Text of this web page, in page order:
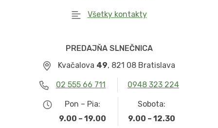
Všetky kontakty
PREDAJŇA SLNEČNICA
Kvačalova 49, 821 08 Bratislava
02 555 66 711 0948 323 224
Pon – Pia:
9.00 – 19.00
Sobota:
9.00 – 12.30